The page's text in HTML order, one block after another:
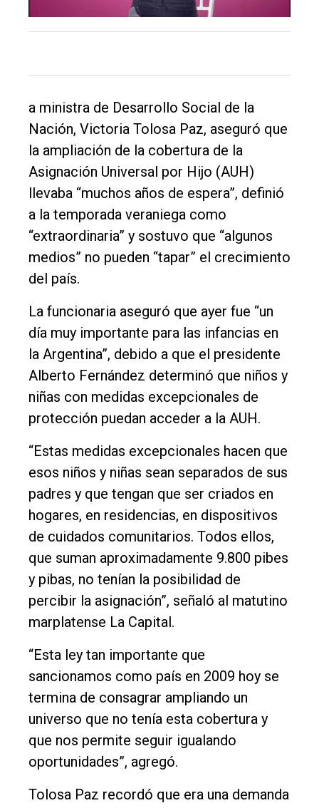
Tendencia
Cultura
Entrevistas
Rural
Deportes
Fúnebres
Edición
Empresa
Nosotros
Contacto
a ministra de Desarrollo Social de la
Nación, Victoria Tolosa Paz, aseguró que
la ampliación de la cobertura de la
Asignación Universal por Hijo (AUH)
llevaba “muchos años de espera”, definió
a la temporada veraniega como
“extraordinaria” y sostuvo que “algunos
medios” no pueden “tapar” el crecimiento
del país.
La funcionaria aseguró que ayer fue “un
día muy importante para las infancias en
la Argentina”, debido a que el presidente
Alberto Fernández determinó que niños y
niñas con medidas excepcionales de
protección puedan acceder a la AUH.
“Estas medidas excepcionales hacen que
esos niños y niñas sean separados de sus
padres y que tengan que ser criados en
hogares, en residencias, en dispositivos
de cuidados comunitarios. Todos ellos,
que suman aproximadamente 9.800 pibes
y pibas, no tenían la posibilidad de
percibir la asignación”, señaló al matutino
marplatense La Capital.
“Esta ley tan importante que
sancionamos como país en 2009 hoy se
termina de consagrar ampliando un
universo que no tenía esta cobertura y
que nos permite seguir igualando
oportunidades”, agregó.
Tolosa Paz recordó que era una demanda